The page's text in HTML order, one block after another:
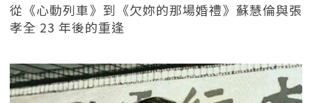
從《心動列車》到《欠妳的那場婚禮》蘇慧倫與張
孝全 23 年後的重逢